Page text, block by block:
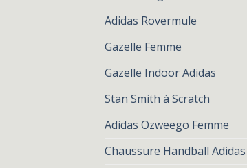
Adidas Rovermule
Gazelle Femme
Gazelle Indoor Adidas
Stan Smith à Scratch
Adidas Ozweego Femme
Chaussure Handball Adidas
ADIDAS ROUGE
63.00
ADIDAS ROUGE
€82.00 €63.00